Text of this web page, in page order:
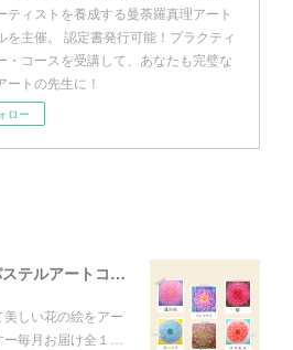
ティストを養成する曼荼羅真理アート
を主催。 認定書発行可能！プラクティ
・コースを受講して、あなたも完璧な
ートの先生に！
ロー
通信講座・花を愛でるパステルアートコレクション
しい花の絵をアー
毎月お届け全１…